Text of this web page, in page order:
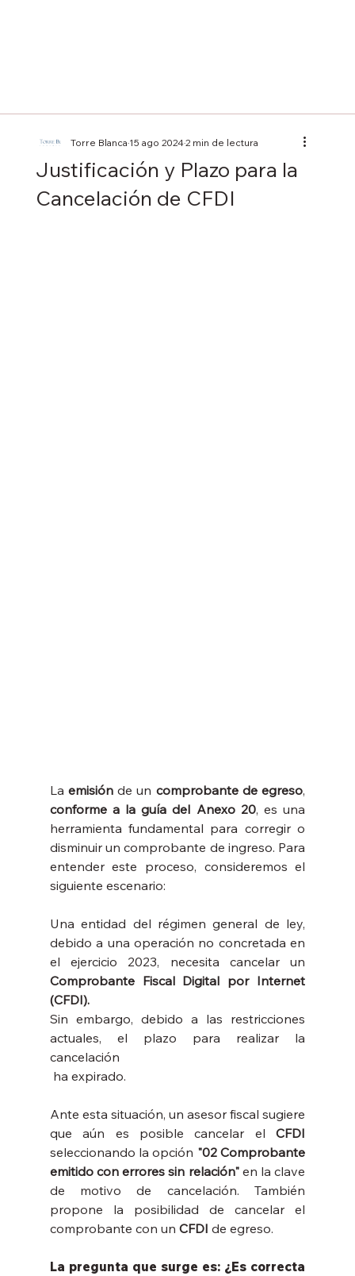
Justificación y Plazo para la
Cancelación de CFDI
Torre Blanca15 ago 20242 min de lectura
La emisión de un comprobante de egreso
conforme a la guía del Anexo 20, es una
herramienta fundamental para corregir o
disminuir un comprobante de ingreso. Para
entender este proceso, consideremos el
siguiente escenario:
Una entidad del régimen general de ley,
debido a una operación no concretada en
Comprobante Fiscal Digital por Internet
(CFDI).
Sin embargo, debido a las restricciones
actuales, el plazo para realizar la
cancelación
ha expirado.
Ante esta situación, un asesor fiscal sugiere
que aún es posible cancelar el
seleccionando la opción "02 Comprobante
emitido con errores sin relación" en la clave
de motivo de cancelación. También
propone la posibilidad de cancelar el
comprobante con un CFDI de egreso.
La pregunta que surge es: ¿Es correcta